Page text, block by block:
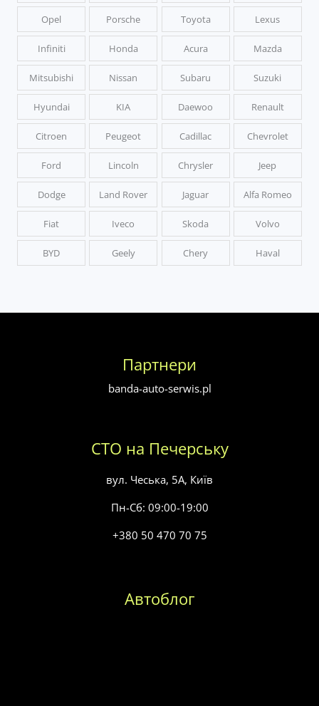
Opel Porsche Toyota Lexus
Infiniti Honda Acura Mazda
Mitsubishi Nissan Subaru Suzuki
Hyundai KIA Daewoo Renault
Citroen Peugeot Cadillac Chevrolet
Ford Lincoln Chrysler Jeep
Dodge Land Rover Jaguar Alfa Romeo
Fiat Iveco Skoda Volvo
BYD Geely Chery Haval
Партнери
banda-auto-serwis.pl
СТО на Печерську
вул. Чеська, 5А, Київ
Пн-Сб: 09:00-19:00
+380 50 470 70 75
Автоблог